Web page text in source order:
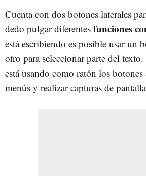
Cuenta con dos botones laterales
dedo pulgar diferentes funciones
está escribiendo es posible usar un
otro para seleccionar parte del
está usando como ratón los
menús y realizar capturas de